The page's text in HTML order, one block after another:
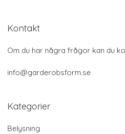
Kontakt
Om du har några frågor kan du
info@garderobsform.se
Kategorier
Belysning